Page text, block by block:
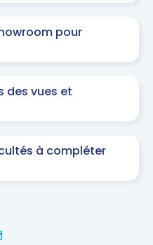
pour
des vues et
à compléter